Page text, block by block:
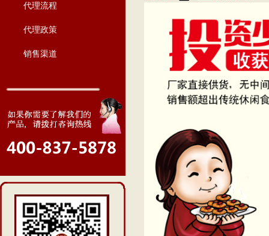
代理流程
代理政策
销售渠道